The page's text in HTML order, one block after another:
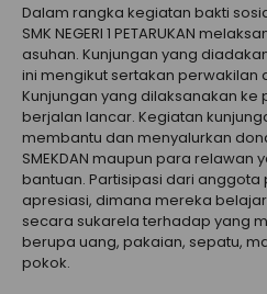
Dalam rangka kegiatan bakti
SMK NEGERI 1 PETARUKAN
asuhan. Kunjungan yang
ini mengikut sertakan perwakilan
Kunjungan yang dilaksanakan ke
berjalan lancar. Kegiatan
membantu dan menyalurkan
SMEKDAN maupun para
bantuan. Partisipasi dari anggota
apresiasi, dimana mereka
secara sukarela terhadap yang
berupa uang, pakaian, sepatu,
pokok.